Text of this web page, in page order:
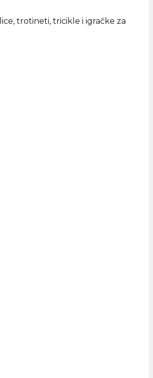
trotineti, tricikle i igračke za